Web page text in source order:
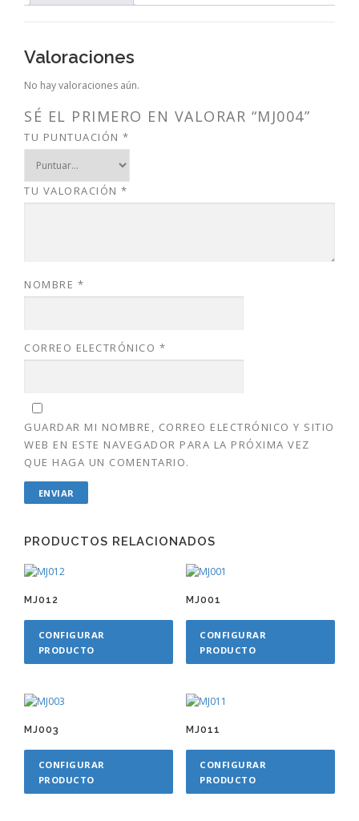
Valoraciones
No hay valoraciones aún.
SÉ EL PRIMERO EN VALORAR “MJ004”
TU PUNTUACIÓN *
TU VALORACIÓN *
NOMBRE *
CORREO ELECTRÓNICO *
GUARDAR MI NOMBRE, CORREO ELECTRÓNICO Y SITIO
WEB EN ESTE NAVEGADOR PARA LA PRÓXIMA VEZ
QUE HAGA UN COMENTARIO.
PRODUCTOS RELACIONADOS
MJ012
CONFIGURAR
PRODUCTO
MJ001
CONFIGURAR
PRODUCTO
MJ003
CONFIGURAR
PRODUCTO
MJ011
CONFIGURAR
PRODUCTO